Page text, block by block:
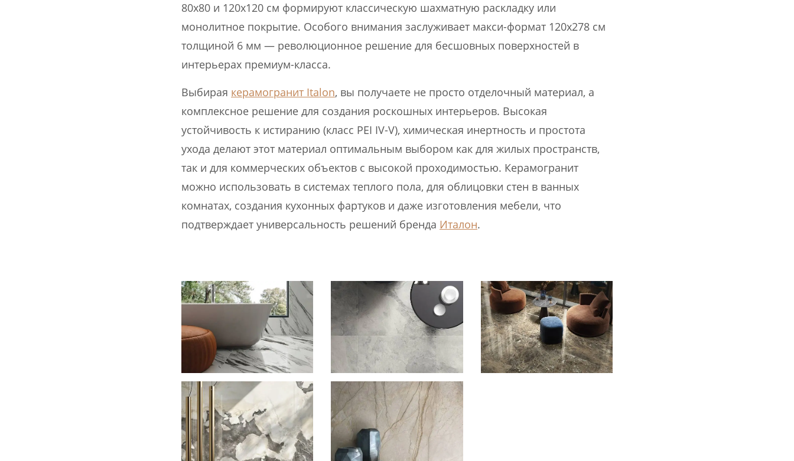
80х80 и 120х120 см формируют классическую шахматную раскладку или
монолитное покрытие. Особого внимания заслуживает макси-формат 120х278 см
толщиной 6 мм — революционное решение для бесшовных поверхностей в
интерьерах премиум-класса.
Выбирая керамогранит Italon, вы получаете не просто отделочный материал, а
комплексное решение для создания роскошных интерьеров. Высокая
устойчивость к истиранию (класс PEI IV-V), химическая инертность и простота
ухода делают этот материал оптимальным выбором как для жилых пространств,
так и для коммерческих объектов с высокой проходимостью. Керамогранит
можно использовать в системах теплого пола, для облицовки стен в ванных
комнатах, создания кухонных фартуков и даже изготовления мебели, что
подтверждает универсальность решений бренда Италон.